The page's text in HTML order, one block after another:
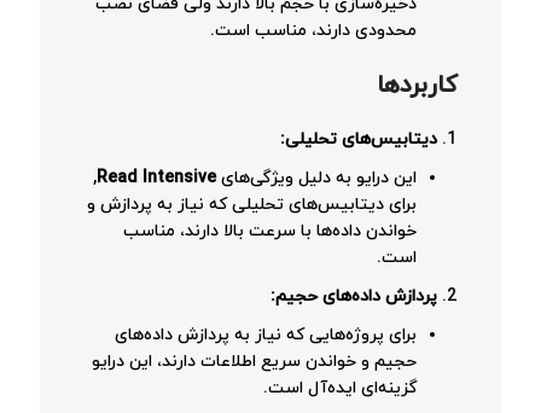
محدودی دارند، مناسب است.
کاربردها
دیتابیس‌های تحلیلی:
این درایو به دلیل ویژگی‌هایRead Intensive
,
برای دیتابیس‌های تحلیلی که نیاز به پردازش و
خواندن داده‌ها با سرعت بالا دارند، مناسب
است.
پردازش داده‌های حجیم:
برای پروژه‌هایی که نیاز به پردازش داده‌های
حجیم و خواندن سریع اطلاعات دارند، این درایو
گزینه‌ای ایده‌آل است.